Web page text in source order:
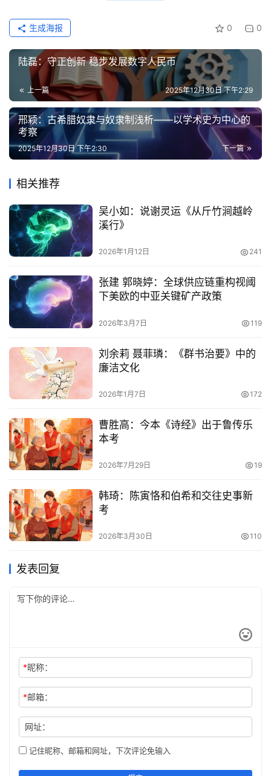
0 0
生成海报
陆磊：守正创新 稳步发展数字人民币
上一篇 2025年12月30日 下午2:29
邢颖：古希腊奴隶与奴隶制浅析——以学术史为中心的
考察
下一篇
2025年12月30日 下午2:30
相关推荐
吴小如：说谢灵运《从斤竹涧越岭
溪行》
2026年1月12日 241
张建 郭晓婷：全球供应链重构视阈
下美欧的中亚关键矿产政策
2026年3月7日 119
刘余莉 聂菲璘：《群书治要》中的
廉洁文化
2026年1月7日 172
曹胜高：今本《诗经》出于鲁传乐
本考
2026年7月29日 19
韩琦：陈寅恪和伯希和交往史事新
考
2026年3月30日 110
发表回复
*昵称：
*邮箱：
网址：
记住昵称、邮箱和网址，下次评论免输入